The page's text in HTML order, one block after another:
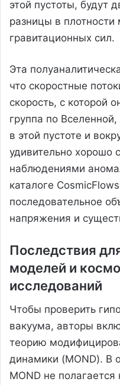
этой пустоты, будут
разницы в
гравитационных сил.
Эта
что скоростные
скорость, с которой
группа по
в этой пустоте и
удивительно хорошо
наблюдениями
каталоге
последовательное
напряжения и
Последствия
моделей и
исследований
Чтобы проверить
вакуума, авторы
теорию
динамики (MOND). В
MOND не